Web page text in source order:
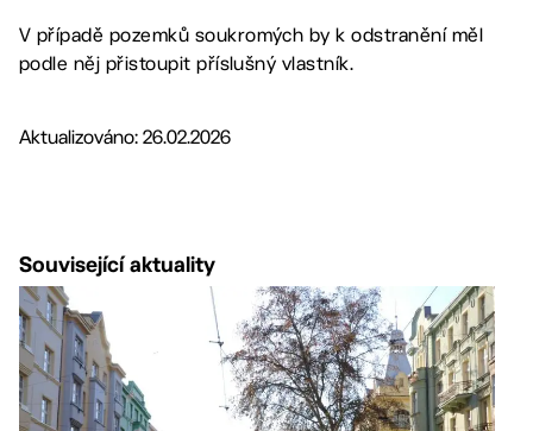
V případě pozemků soukromých by k odstranění měl
podle něj přistoupit příslušný vlastník.
Aktualizováno: 26.02.2026
Související aktuality